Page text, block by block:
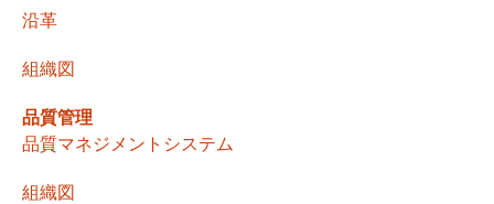
ー
シ
ョ
沿革
組織図
品質管理
品質マネジメントシステム
組織図